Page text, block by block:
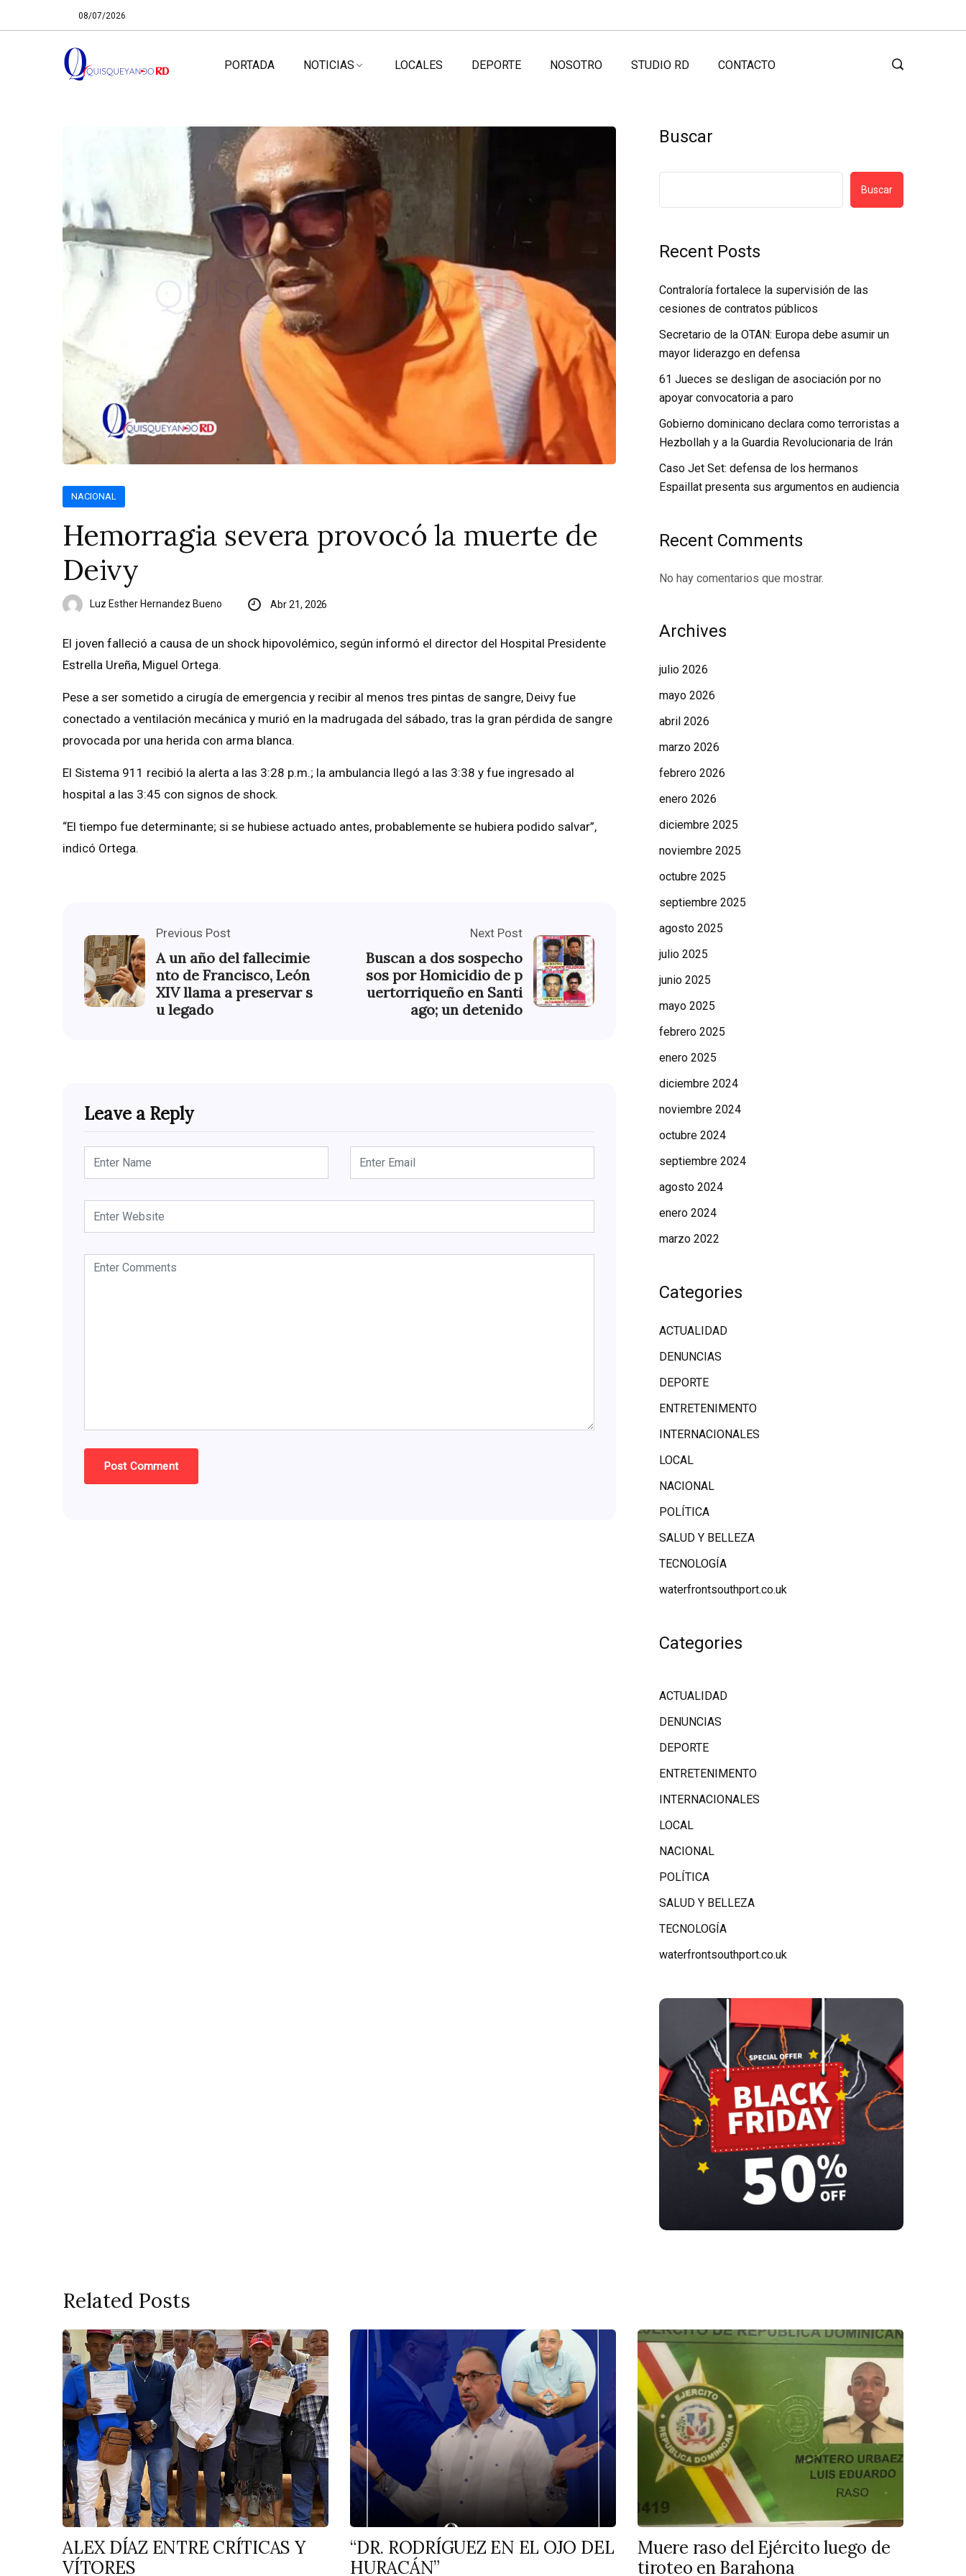
08/07/2026
PORTADA NOTICIAS LOCALES DEPORTE NOSOTRO STUDIO RD CONTACTO
NACIONAL
Hemorragia severa provocó la muerte de
Deivy
Luz Esther Hernandez Bueno Abr 21, 2026
El joven falleció a causa de un shock hipovolémico, según informó el director del Hospital Presidente
Estrella Ureña, Miguel Ortega.
Pese a ser sometido a cirugía de emergencia y recibir al menos tres pintas de sangre, Deivy fue
conectado a ventilación mecánica y murió en la madrugada del sábado, tras la gran pérdida de sangre
provocada por una herida con arma blanca.
El Sistema 911 recibió la alerta a las 3:28 p.m.; la ambulancia llegó a las 3:38 y fue ingresado al
hospital a las 3:45 con signos de shock.
“El tiempo fue determinante; si se hubiese actuado antes, probablemente se hubiera podido salvar”,
indicó Ortega.
Previous Post
A un año del fallecimie
nto de Francisco, León
XIV llama a preservar s
u legado
Next Post
Buscan a dos sospecho
sos por Homicidio de p
uertorriqueño en Santi
ago; un detenido
Leave a Reply
Buscar
Buscar
Recent Posts
Contraloría fortalece la supervisión de las
cesiones de contratos públicos
Secretario de la OTAN: Europa debe asumir un
mayor liderazgo en defensa
61 Jueces se desligan de asociación por no
apoyar convocatoria a paro
Gobierno dominicano declara como terroristas a
Hezbollah y a la Guardia Revolucionaria de Irán
Caso Jet Set: defensa de los hermanos
Espaillat presenta sus argumentos en audiencia
Recent Comments
No hay comentarios que mostrar.
Archives
julio 2026
mayo 2026
abril 2026
marzo 2026
febrero 2026
enero 2026
diciembre 2025
noviembre 2025
octubre 2025
septiembre 2025
agosto 2025
julio 2025
junio 2025
mayo 2025
febrero 2025
enero 2025
diciembre 2024
noviembre 2024
octubre 2024
septiembre 2024
agosto 2024
enero 2024
marzo 2022
Categories
ACTUALIDAD
DENUNCIAS
DEPORTE
ENTRETENIMENTO
INTERNACIONALES
LOCAL
NACIONAL
POLÍTICA
SALUD Y BELLEZA
TECNOLOGÍA
waterfrontsouthport.co.uk
Categories
ACTUALIDAD
DENUNCIAS
DEPORTE
ENTRETENIMENTO
INTERNACIONALES
LOCAL
NACIONAL
POLÍTICA
SALUD Y BELLEZA
TECNOLOGÍA
waterfrontsouthport.co.uk
Related Posts
ALEX DÍAZ ENTRE CRÍTICAS Y
VÍTORES
“DR. RODRÍGUEZ EN EL OJO DEL
HURACÁN”
Muere raso del Ejército luego de
tiroteo en Barahona